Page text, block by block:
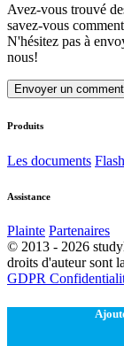
Avez-vous trouvé
savez-vous
N'hésitez pas à
nous!
Envoyer un
Produits
Les documents
Assistance
Plainte Partenaires
© 2013 - 2026
droits d'auteur sont
GDPR